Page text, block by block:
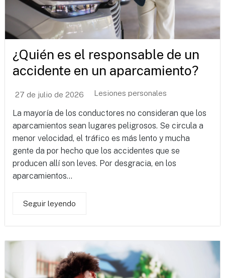
¿Quién es el responsable de un
accidente en un aparcamiento?
27 de julio de 2026 Lesiones personales
La mayoría de los conductores no consideran que los
aparcamientos sean lugares peligrosos. Se circula a
menor velocidad, el tráfico es más lento y mucha
gente da por hecho que los accidentes que se
producen allí son leves. Por desgracia, en los
aparcamientos...
Seguir leyendo